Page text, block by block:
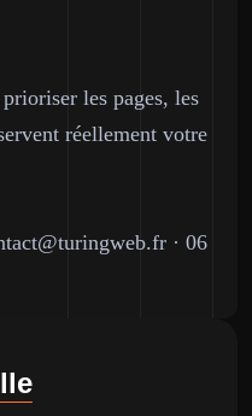
les pages, les
réellement votre
· 06